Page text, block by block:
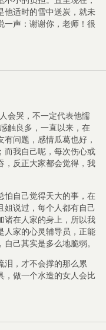
他适时的雪中送炭，就未
一声：谢谢你，老师！很
会哭，不一定代表他懦
触良多，一直以来，在
问题，感情瓜葛也好，
而我自己呢，每次伤心或
，反正大家都会觉得，我
怕自己觉得天大的事，在
姐说过，每个人都有自己
诸在人家的身上，所以我
人家的心灵辅导员，正能
己其实是多么地脆弱。
泪，才不会撑的那么累
，做一个水造的女人会比